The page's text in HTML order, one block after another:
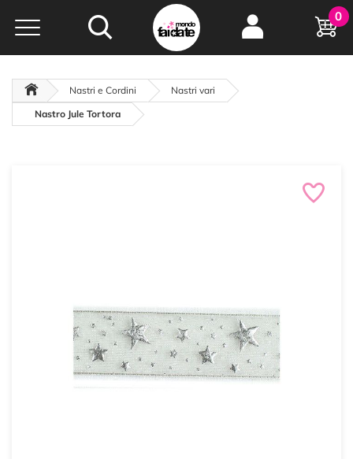
Hobby e
creatività...
oltre 15 anni online
0
Nastri e Cordini
Nastri vari
Nastro Jule Tortora